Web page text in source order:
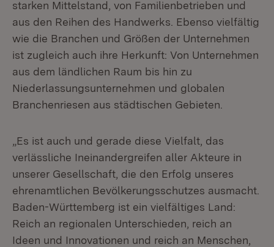
starken Mittelstand, von Familienbetrieben und
aus den Reihen des Handwerks. Ebenso vielfältig
wie die Branchen und Größen der Unternehmen
ist zugleich auch ihre Herkunft: Von Unternehmen
aus dem ländlichen Raum bis hin zu
Niederlassungsunternehmen und globalen
Branchenriesen aus städtischen Gebieten.
„Es ist auch und gerade diese Vielfalt, das
verlässliche Ineinandergreifen aller Akteure in
unserer Gesellschaft, die den Erfolg unseres
ehrenamtlichen Bevölkerungsschutzes ausmacht.
Baden-Württemberg ist ein vielfältiges Land:
Reich an regionalen Unterschieden, reich an
Ideen und Innovationen und reich an Menschen,